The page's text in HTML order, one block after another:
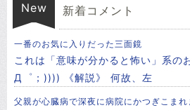
New 新着コメント
一番のお気に入りだった三面鏡
これは「意味が分かると怖い」系の
Д゜；)))) 《解説》 ㅤ何故、左
父親が心臓病で深夜に病院にかつぎこまれ